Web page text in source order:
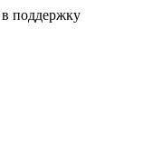
в поддержку